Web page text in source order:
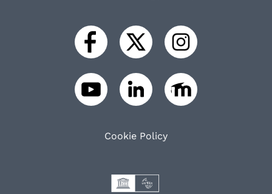
Cookie Policy